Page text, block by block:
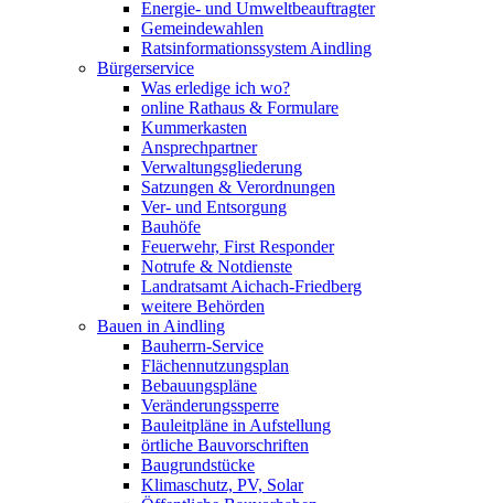
Energie- und Umweltbeauftragter
Gemeindewahlen
Ratsinformationssystem Aindling
Bürgerservice
Was erledige ich wo?
online Rathaus & Formulare
Kummerkasten
Ansprechpartner
Verwaltungsgliederung
Satzungen & Verordnungen
Ver- und Entsorgung
Bauhöfe
Feuerwehr, First Responder
Notrufe & Notdienste
Landratsamt Aichach-Friedberg
weitere Behörden
Bauen in Aindling
Bauherrn-Service
Flächennutzungsplan
Bebauungspläne
Veränderungssperre
Bauleitpläne in Aufstellung
örtliche Bauvorschriften
Baugrundstücke
Klimaschutz, PV, Solar